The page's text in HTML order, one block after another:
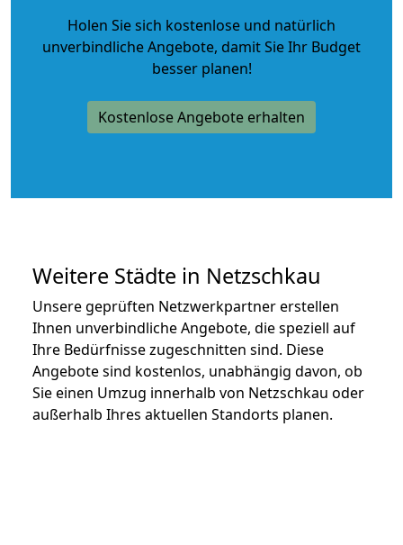
Holen Sie sich kostenlose und natürlich
unverbindliche Angebote, damit Sie Ihr Budget
besser planen!
Kostenlose Angebote erhalten
Weitere Städte in Netzschkau
Unsere geprüften Netzwerkpartner erstellen
Ihnen unverbindliche Angebote, die speziell auf
Ihre Bedürfnisse zugeschnitten sind. Diese
Angebote sind kostenlos, unabhängig davon, ob
Sie einen Umzug innerhalb von Netzschkau oder
außerhalb Ihres aktuellen Standorts planen.